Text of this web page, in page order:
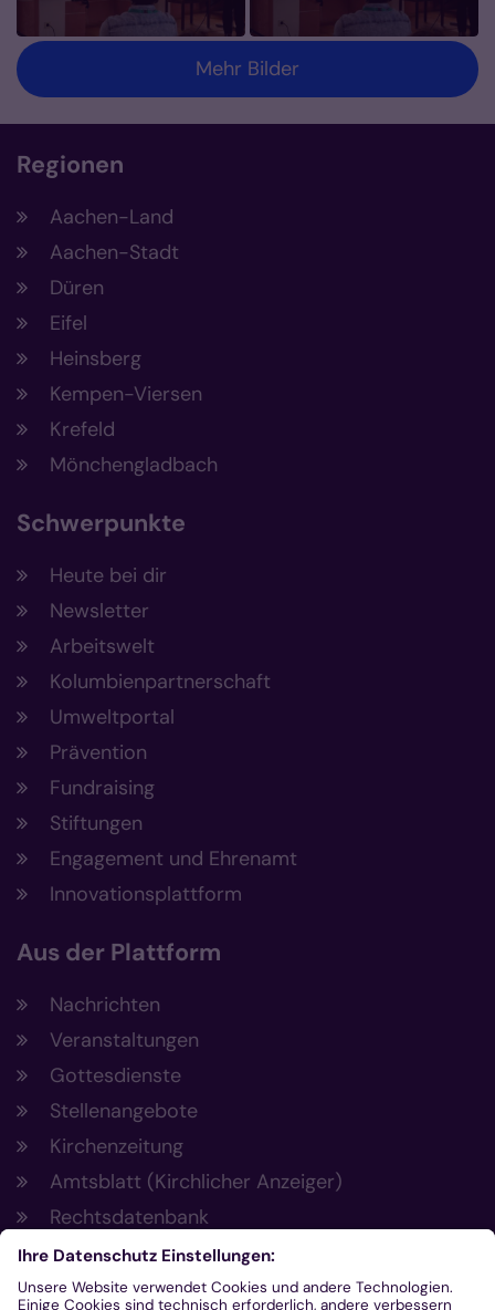
Mehr Bilder
Regionen
Aachen-Land
Aachen-Stadt
Düren
Eifel
Heinsberg
Kempen-Viersen
Krefeld
Mönchengladbach
Schwerpunkte
Heute bei dir
Newsletter
Arbeitswelt
Kolumbienpartnerschaft
Umweltportal
Prävention
Fundraising
Stiftungen
Engagement und Ehrenamt
Innovationsplattform
Aus der Plattform
Nachrichten
Veranstaltungen
Gottesdienste
Stellenangebote
Kirchenzeitung
Amtsblatt (Kirchlicher Anzeiger)
Rechtsdatenbank
Meldestelle gemäß Hinweisgeberschutzgesetz